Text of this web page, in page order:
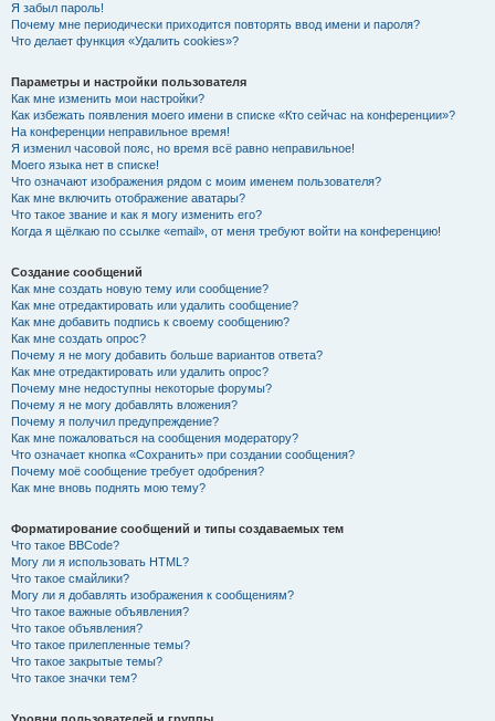
Я забыл пароль!
Почему мне периодически приходится повторять ввод имени и пароля?
Что делает функция «Удалить cookies»?
Параметры и настройки пользователя
Как мне изменить мои настройки?
Как избежать появления моего имени в списке «Кто сейчас на конференции»?
На конференции неправильное время!
Я изменил часовой пояс, но время всё равно неправильное!
Моего языка нет в списке!
Что означают изображения рядом с моим именем пользователя?
Как мне включить отображение аватары?
Что такое звание и как я могу изменить его?
Когда я щёлкаю по ссылке «email», от меня требуют войти на конференцию!
Создание сообщений
Как мне создать новую тему или сообщение?
Как мне отредактировать или удалить сообщение?
Как мне добавить подпись к своему сообщению?
Как мне создать опрос?
Почему я не могу добавить больше вариантов ответа?
Как мне отредактировать или удалить опрос?
Почему мне недоступны некоторые форумы?
Почему я не могу добавлять вложения?
Почему я получил предупреждение?
Как мне пожаловаться на сообщения модератору?
Что означает кнопка «Сохранить» при создании сообщения?
Почему моё сообщение требует одобрения?
Как мне вновь поднять мою тему?
Форматирование сообщений и типы создаваемых тем
Что такое BBCode?
Могу ли я использовать HTML?
Что такое смайлики?
Могу ли я добавлять изображения к сообщениям?
Что такое важные объявления?
Что такое объявления?
Что такое прилепленные темы?
Что такое закрытые темы?
Что такое значки тем?